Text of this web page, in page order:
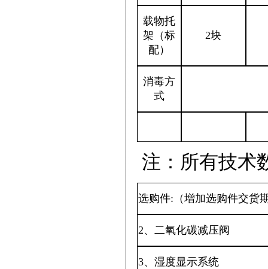
载物托
架（标
配）
2块
消毒方
式
注：所有技术
选购件: （增加选购件交货
2、二氧化碳减压阀
3、湿度显示系统